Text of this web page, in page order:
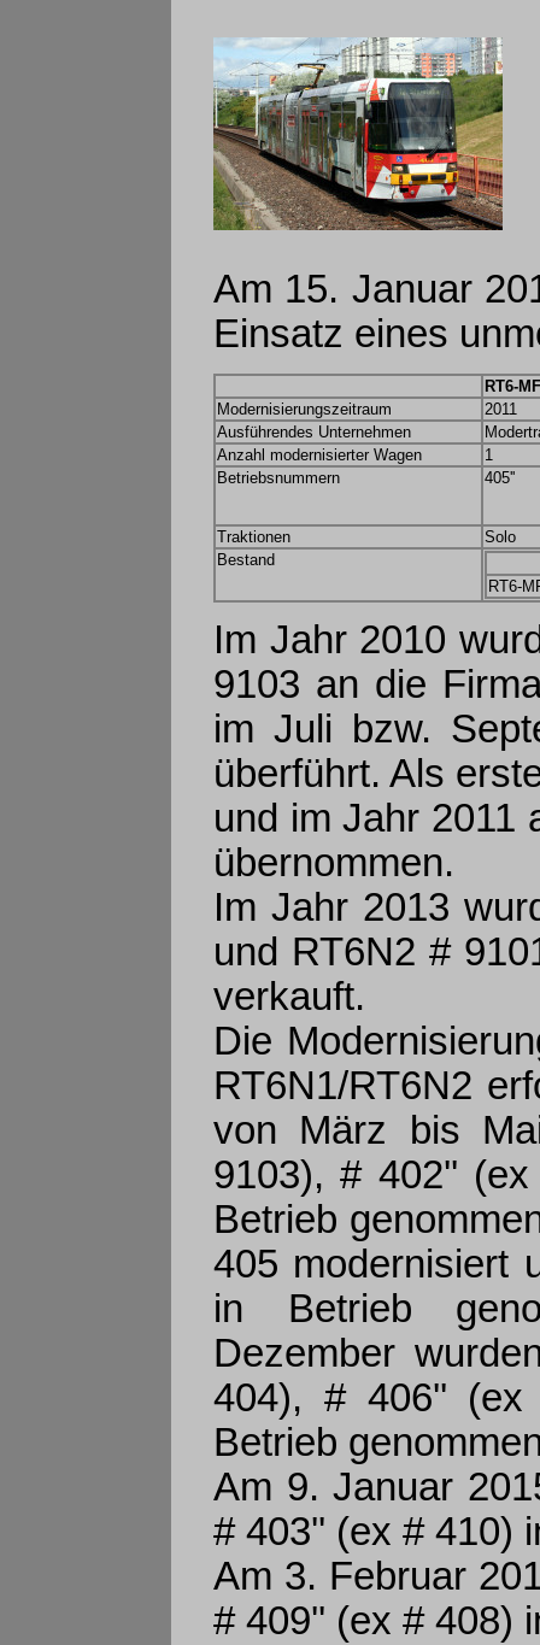
Am 15. Januar
Einsatz eines
RT6-
Modernisierungszeitraum
2011
Ausführendes Unternehmen
Anzahl modernisierter Wagen
1
Betriebsnummern
405''
Traktionen
Solo
Bestand
RT6-
Im Jahr 2010
9103 an die
im Juli bzw.
überführt. Als
und im Jahr 2011
übernommen.
Im Jahr 2013
und RT6N2 #
verkauft.
Die
RT6N1/RT6N2
von März bis
9103), # 402''
Betrieb
405 modernisiert
in Betrieb
Dezember
404), # 406''
Betrieb
Am 9. Januar
# 403'' (ex # 410)
Am 3. Februar
# 409'' (ex # 408)